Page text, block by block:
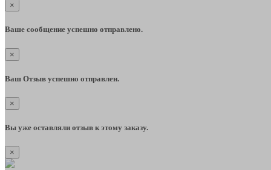
×
Ваше сообщение успешно отправлено.
×
Ваш Отзыв успешно отправлен.
×
Вы уже оставляли отзыв к этому заказу.
×